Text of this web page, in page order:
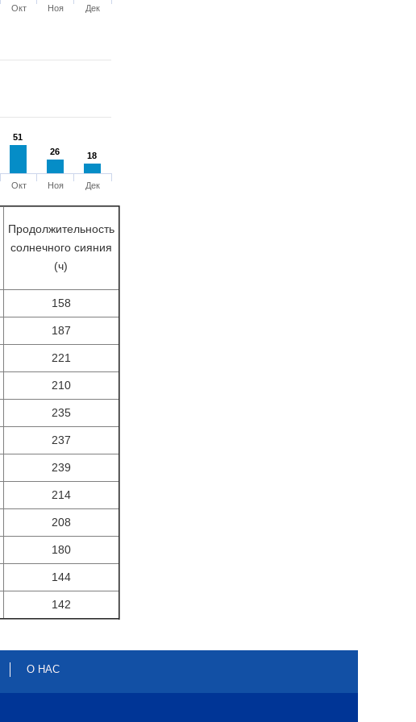
Окт Ноя Дек
51
51
26
26 18
18
Окт Ноя Дек
Продолжительность
солнечного сияния
(ч)
158
187
221
210
235
237
239
214
208
180
144
142
О НАС